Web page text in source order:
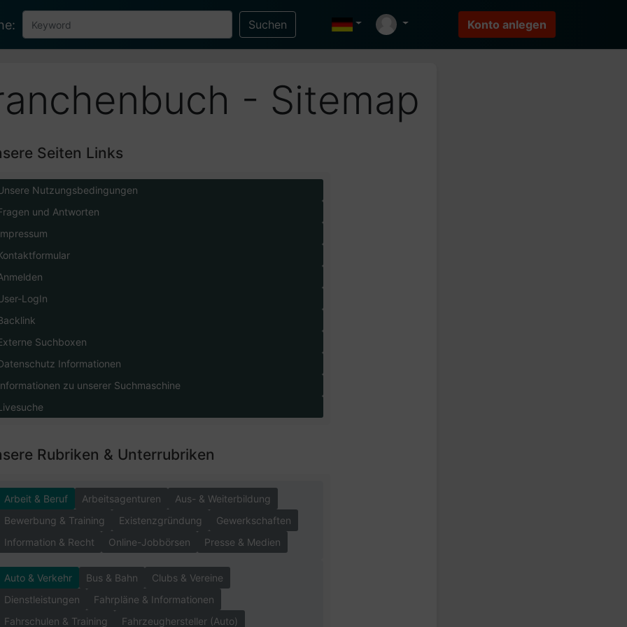
- Sitemap
Seiten Links
Nutzungsbedingungen
und Antworten
LogIn
Suchboxen
Informationen
zu unserer Suchmaschine
Rubriken & Unterrubriken
Arbeit & Beruf Arbeitsagenturen
Aus- & Weiterbildung
Bewerbung & Training
Existenzgründung
Gewerkschaften
Information & Recht
Online-Jobbörsen Presse & Medien
Auto & Verkehr Bus & Bahn
Clubs & Vereine
Dienstleistungen
Fahrpläne & Informationen
Fahrschulen & Training
Fahrzeughersteller (Auto)